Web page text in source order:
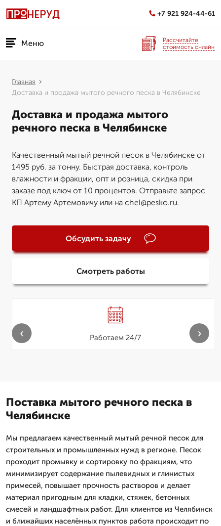
+7 921 924-44-61
Меню
Рассчитайте
стоимость онлайн
Главная
Доставка и продажа мытого речного песка в Челябинске
Доставка и продажа мытого
речного песка в Челябинске
Качественный мытый речной песок в Челябинске от
1495 руб. за тонну. Быстрая доставка, контроль
влажности и фракции, опт и розница, скидка при
заказе под ключ от 10 процентов. Отправьте запрос
КП Артему Артемовичу или на chel@pesko.ru.
Обсудить задачу
Смотреть работы
Работаем 24/7
‹ ›
Поставка мытого речного песка в
Челябинске
Мы предлагаем качественный мытый речной песок для
строительных и промышленных нужд в регионе. Песок
проходит промывку и сортировку по фракциям, что
минимизирует содержание пылевидных и глинистых
примесей, повышает прочность растворов и делает
материал пригодным для кладки, стяжек, бетонных
смесей и ландшафтных работ. Для клиентов из Челябинск
и ближайших населённых пунктов работа происходит по